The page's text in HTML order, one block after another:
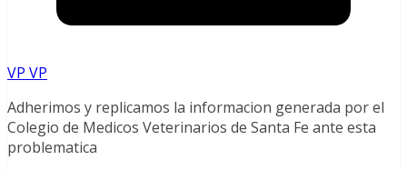
VP VP
Adherimos y replicamos la informacion generada por el
Colegio de Medicos Veterinarios de Santa Fe ante esta
problematica